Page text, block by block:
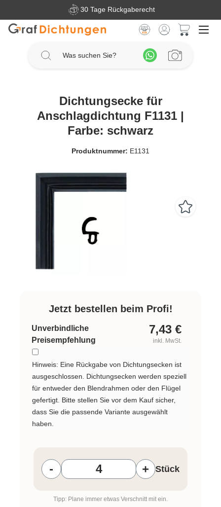
Zum Hauptinhalt springen30 Tage Rückgaberecht
Dichtungsecke für
Anschlagdichtung F1131 |
Farbe: schwarz
Produktnummer: E1131
Jetzt bestellen beim Profi!
Unverbindliche
Preisempfehlung
7,43 €
inkl. MwSt.
Hinweis: Eine Rückgabe von Dichtungsecken ist
ausgeschlossen. Dichtungsecken werden speziell
für entweder den Blendrahmen oder den Flügel
gefertigt. Bitte stellen Sie vor dem Kauf sicher,
dass Sie die passende Variante ausgewählt
haben.
- + Stück
Tipp: Plane immer etwas Verschnitt mit ein.